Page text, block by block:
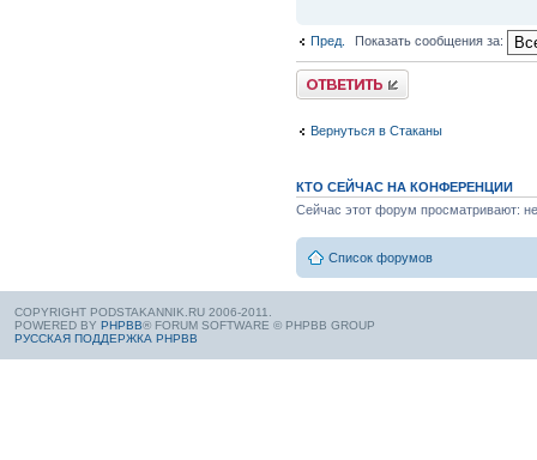
Пред. Показать сообщения за:
Вернуться в Стаканы
КТО СЕЙЧАС НА КОНФЕРЕНЦИИ
Сейчас этот форум просматривают:
Список форумов
COPYRIGHT PODSTAKANNIK.RU 2006-2011.
POWERED BY PHPBB® FORUM SOFTWARE © PHPBB GROUP
РУССКАЯ ПОДДЕРЖКА PHPBB